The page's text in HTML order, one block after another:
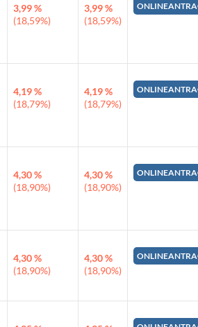
3,99 %
(18,59%)
3,99 %
(18,59%)
4,19 %
(18,79%)
4,19 %
(18,79%)
4,30 %
(18,90%)
4,30 %
(18,90%)
4,30 %
(18,90%)
4,30 %
(18,90%)